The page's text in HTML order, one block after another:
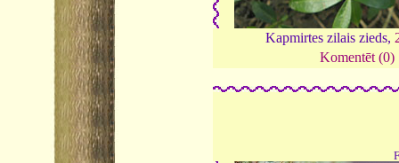
Kapmirtes zilais zieds,
Komentēt (0)